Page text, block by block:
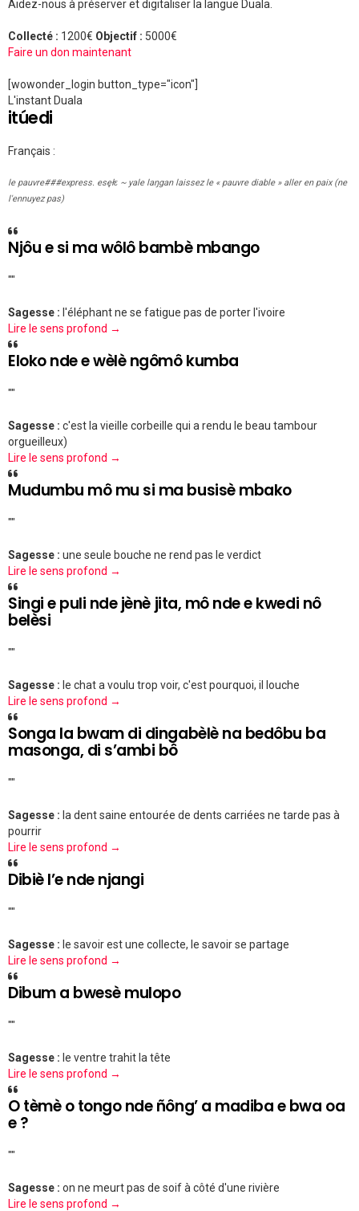
Aidez-nous à préserver et digitaliser la langue Duala.
Collecté : 1200€ Objectif : 5000€
Faire un don maintenant
[wowonder_login button_type="icon"]
L'instant Duala
itúedi
Français :
le pauvre###express. esęłɛ ~ yale laŋgan laissez le « pauvre diable » aller en paix (ne
l'ennuyez pas)
Njôu e si ma wôlô bambè mbango
""
Sagesse : l'éléphant ne se fatigue pas de porter l'ivoire
Lire le sens profond →
Eloko nde e wèlè ngômô kumba
""
Sagesse : c'est la vieille corbeille qui a rendu le beau tambour
orgueilleux)
Lire le sens profond →
Mudumbu mô mu si ma busisè mbako
""
Sagesse : une seule bouche ne rend pas le verdict
Lire le sens profond →
Singi e puli nde jènè jita, mô nde e kwedi nô
belèsi
""
Sagesse : le chat a voulu trop voir, c'est pourquoi, il louche
Lire le sens profond →
Songa la bwam di dingabèlè na bedôbu ba
masonga, di s’ambi bô
""
Sagesse : la dent saine entourée de dents carriées ne tarde pas à
pourrir
Lire le sens profond →
Dibiè l’e nde njangi
""
Sagesse : le savoir est une collecte, le savoir se partage
Lire le sens profond →
Dibum a bwesè mulopo
""
Sagesse : le ventre trahit la tête
Lire le sens profond →
O tèmè o tongo nde ñông’ a madiba e bwa oa
e ?
""
Sagesse : on ne meurt pas de soif à côté d'une rivière
Lire le sens profond →